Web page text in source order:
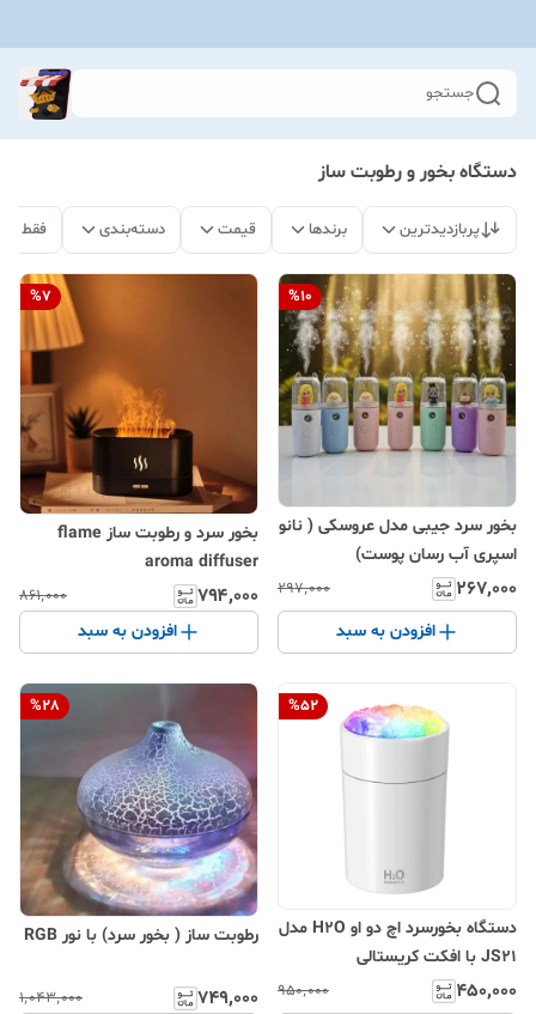
جستجو
دستگاه بخور و رطوبت ساز
پربازدیدترین برندها قیمت دسته‌بندی فقط
%10
بخور سرد جیبی مدل عروسکی ( نانو
اسپری آب رسان پوست)
۲۶۷٬۰۰۰ ۲۹۷٬۰۰۰
افزودن به سبد
%7
بخور سرد و رطوبت ساز flame
aroma diffuser
۷۹۴٬۰۰۰ ۸۶۱٬۰۰۰
افزودن به سبد
%52
دستگاه بخورسرد اچ دو او H2O مدل
JS21 با افکت کریستالی
۴۵۰٬۰۰۰ ۹۵۰٬۰۰۰
%28
رطوبت ساز ( بخور سرد) با نور RGB
۷۴۹٬۰۰۰ ۱٬۰۴۳٬۰۰۰